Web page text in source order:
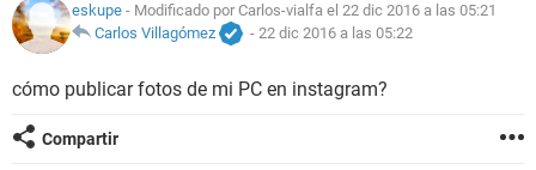
eskupe - Modificado por Carlos-vialfa el 22 dic 2016 a las 05:21
Carlos Villagómez
- 22 dic 2016 a las 05:22
cómo publicar fotos de mi PC en instagram?
Compartir